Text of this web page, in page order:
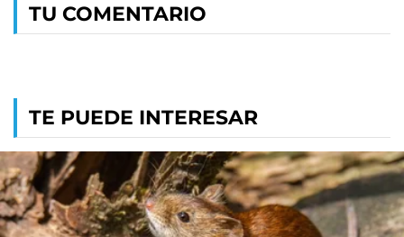
TU COMENTARIO
TE PUEDE INTERESAR